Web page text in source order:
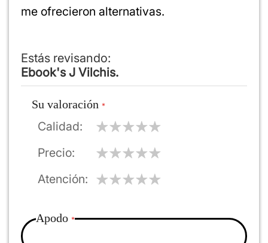
me ofrecieron alternativas.
Estás revisando:
Ebook's J Vilchis.
Su valoración
Calidad
Precio
Atención
Apodo